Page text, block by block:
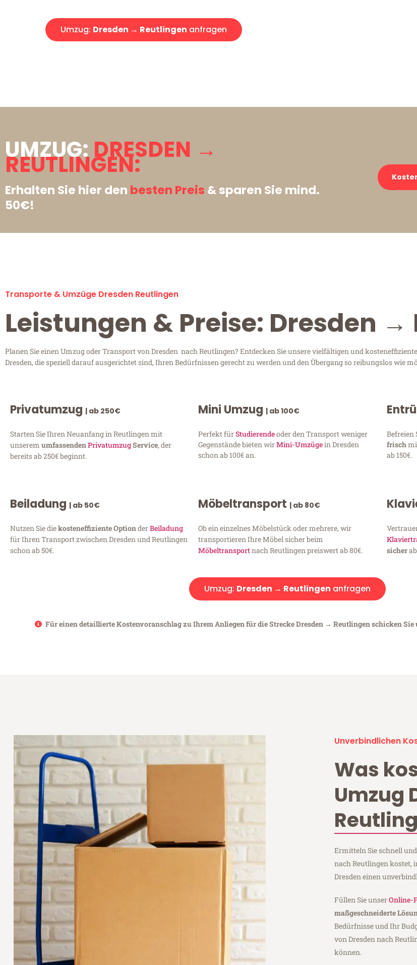
Umzug: Dresden → Reutlingen anfragen
UMZUG:DRESDEN →
REUTLINGEN:
Erhalten Sie hier den besten Preis & sparen Sie mind.
50€!
Transporte & Umzüge Dresden Reutlingen
Leistungen & Preise: Dresden
Planen Sie einen Umzug oder Transport von Dresden nach Reutlingen? Entdecken Sie unsere vielfältigen und
Dresden, die speziell darauf ausgerichtet sind, Ihren Bedürfnissen gerecht zu werden und den Übergang so reibungslos wie
Privatumzug | ab 250€
Starten Sie Ihren Neuanfang in Reutlingen mit
unserem umfassendenPrivatumzugService, der
bereits ab 250€ beginnt.
Mini Umzug | ab 100€
Perfekt fürStudierendeoder den Transport weniger
Gegenstände bieten wirMini-Umzügein Dresden
schon ab 100€ an.
Befreien
frisch
ab 150€.
Beiladung | ab 50€
Nutzen Sie diekosteneffiziente OptionderBeiladung
für Ihren Transport zwischen Dresden und Reutlingen
schon ab 50€.
Möbeltransport | ab 80€
Ob ein einzelnes Möbelstück oder mehrere, wir
transportieren Ihre Möbel sicher beim
Möbeltransportnach Reutlingen preiswert ab 80€.
sicherab
Umzug: Dresden → Reutlingen anfragen
Für einen detaillierte Kostenvoranschlag zu Ihrem Anliegen für die Strecke Dresden → Reutlingen schicken Sie
Unverbindlichen
Was
Umzug
Ermitteln Sie schnell
nach Reutlingen kostet,
Dresden einen
Füllen Sie unserOnline-
maßgeschneiderte
Bedürfnisse und Ihr
von Dresden nach
können.